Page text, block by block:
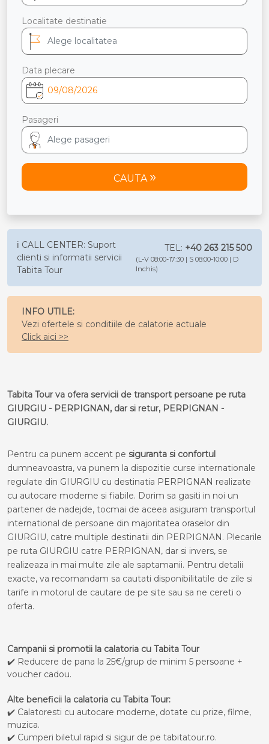
Localitate destinatie
Data plecare
Pasageri
CAUTA
ℹ️ CALL CENTER: Suport
clienti si informatii servicii
Tabita Tour
TEL: +40 263 215 500
(L-V 08:00-17:30 | S 08:00-10:00 | D
Inchis)
INFO UTILE:
Vezi ofertele si conditiile de calatorie actuale
Click aici >>
Tabita Tour va ofera servicii de transport persoane pe ruta
GIURGIU - PERPIGNAN, dar si retur, PERPIGNAN -
GIURGIU.
Pentru ca punem accent pe siguranta si confortul
dumneavoastra, va punem la dispozitie curse internationale
regulate din GIURGIU cu destinatia PERPIGNAN realizate
cu autocare moderne si fiabile. Dorim sa gasiti in noi un
partener de nadejde, tocmai de aceea asiguram transportul
international de persoane din majoritatea oraselor din
GIURGIU, catre multiple destinatii din PERPIGNAN. Plecarile
pe ruta GIURGIU catre PERPIGNAN, dar si invers, se
realizeaza in mai multe zile ale saptamanii. Pentru detalii
exacte, va recomandam sa cautati disponibilitatile de zile si
tarife in motorul de cautare de pe site sau sa ne cereti o
oferta.
Campanii si promotii la calatoria cu Tabita Tour
✔️ Reducere de pana la 25€/grup de minim 5 persoane +
voucher cadou.
Alte beneficii la calatoria cu Tabita Tour:
✔️ Calatoresti cu autocare moderne, dotate cu prize, filme,
muzica.
✔️ Cumperi biletul rapid si sigur de pe tabitatour.ro.